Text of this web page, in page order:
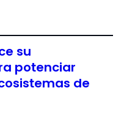
su
potenciar
de